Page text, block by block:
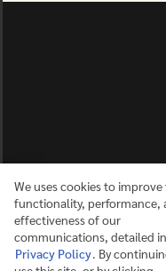
We uses cookies to improve
functionality, performance,
effectiveness of our
communications, detailed
Privacy Policy. By